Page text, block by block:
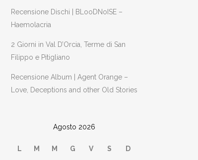
Recensione Dischi | BLooDNoISE –
Haemolacria
2 Giorni in Val D’Orcia, Terme di San
Filippo e Pitigliano
Recensione Album | Agent Orange –
Love, Deceptions and other Old Stories
Agosto 2026
L M M G V S
D